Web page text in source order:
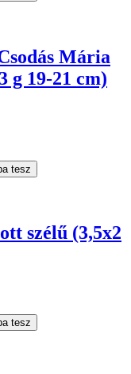
Mária
g 19-21 cm)
szélű (3,5x2